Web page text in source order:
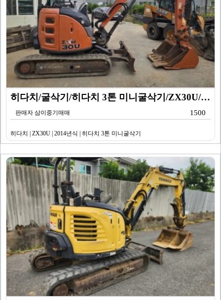
히다치/굴삭기/히다치 3톤 미니굴삭기/ZX30U/201…
판매자 삼이중기매매 1500
히다치 | ZX30U | 2014년식 | 히다치 3톤 미니굴삭기